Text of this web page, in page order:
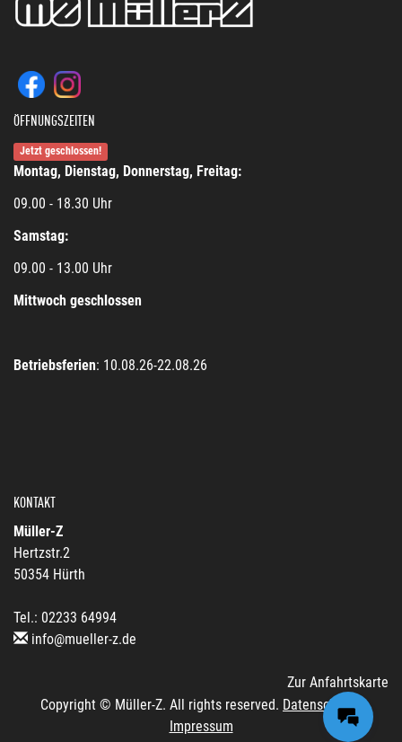
ÖFFNUNGSZEITEN
Jetzt geschlossen!
Montag, Dienstag, Donnerstag, Freitag:
09.00 - 18.30 Uhr
Samstag:
09.00 - 13.00 Uhr
Mittwoch geschlossen
Betriebsferien: 10.08.26-22.08.26
KONTAKT
Müller-Z
Hertzstr.2
50354 Hürth
Tel.: 02233 64994
info@mueller-z.de
Zur Anfahrtskarte
Copyright © Müller-Z. All rights reserved. Datenschutz|
Impressum